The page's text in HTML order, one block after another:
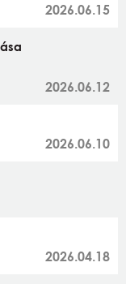
2026.06.15
2026.06.12
2026.06.10
2026.04.18